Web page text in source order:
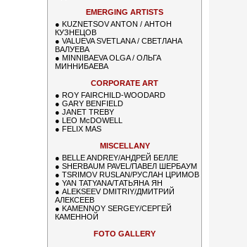
EMERGING ARTISTS
● KUZNETSOV ANTON / АНТОН
КУЗНЕЦОВ
● VALUEVA SVETLANA / СВЕТЛАНА
ВАЛУЕВА
● MINNIBAEVA OLGA / ОЛЬГА
МИННИБАЕВА
CORPORATE ART
● ROY FAIRCHILD-WOODARD
● GARY BENFIELD
● JANET TREBY
● LEO McDOWELL
● FELIX MAS
MISCELLANY
● BELLE ANDREY/АНДРЕЙ БЕЛЛЕ
● SHERBAUM PAVEL/ПАВЕЛ ШЕРБАУМ
● TSRIMOV RUSLAN/РУСЛАН ЦРИМОВ
● YAN TATYANA/ТАТЬЯНА ЯН
● ALEKSEEV DMITRIY/ДМИТРИЙ
АЛЕКСЕЕВ
● KAMENNOY SERGEY/СЕРГЕЙ
КАМЕННОЙ
FOTO GALLERY